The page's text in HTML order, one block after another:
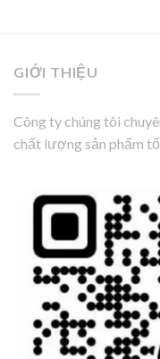
GIỚI THIỆU
Công ty chúng tôi
chất lượng sản phẩm